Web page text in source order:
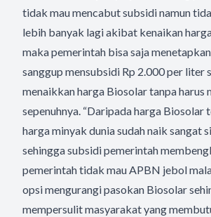
tidak mau mencabut subsidi namun
lebih banyak lagi akibat kenaikan
maka pemerintah bisa saja
sanggup mensubsidi Rp 2.000 per liter
menaikkan harga Biosolar tanpa harus
sepenuhnya. “Daripada harga Biosolar
harga minyak dunia sudah naik sangat
sehingga subsidi pemerintah
pemerintah tidak mau APBN jebol
opsi mengurangi pasokan Biosolar
mempersulit masyarakat yang